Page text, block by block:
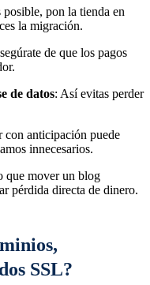
posible, pon la tienda en
la migración.
de que los pagos
de datos: Así evitas perder
con anticipación puede
innecesarios.
que mover un blog
pérdida directa de dinero.
SSL?